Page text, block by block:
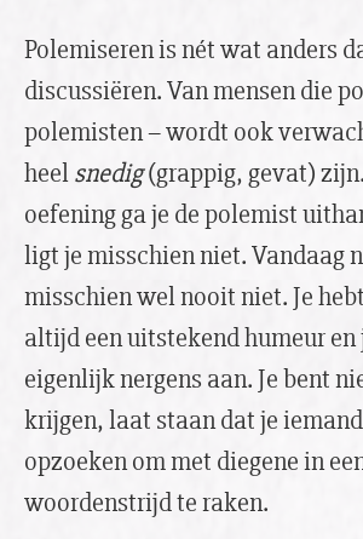
Polemiseren is nét wat anders
discussiëren. Van mensen die
polemisten – wordt ook
heelsnedig(grappig, gevat)
oefening ga je de polemist
ligt je misschien niet. Vandaag
misschien wel nooit niet. Je
altijd een uitstekend humeur en
eigenlijk nergens aan. Je bent
krijgen, laat staan dat je
opzoeken om met diegene in
woordenstrijd te raken.